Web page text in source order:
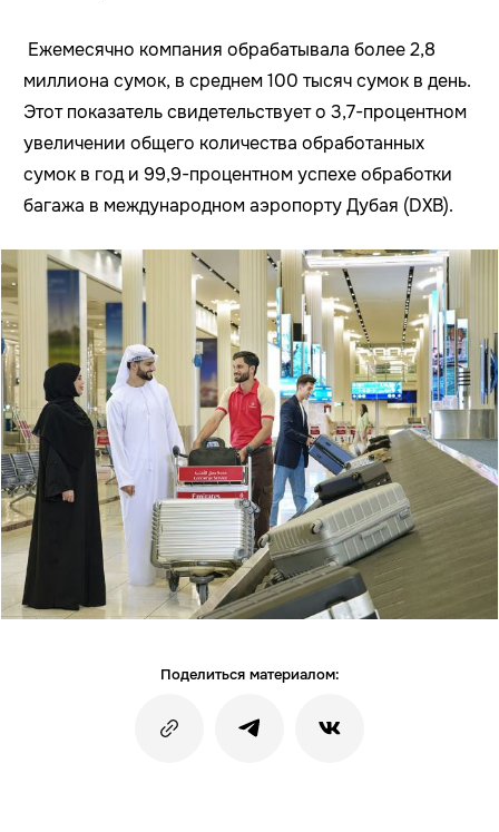
Ежемесячно компания обрабатывала более 2,8
миллиона сумок, в среднем 100 тысяч сумок в день.
Этот показатель свидетельствует о 3,7-процентном
увеличении общего количества обработанных
сумок в год и 99,9-процентном успехе обработки
багажа в международном аэропорту Дубая (DXB).
Поделиться материалом: